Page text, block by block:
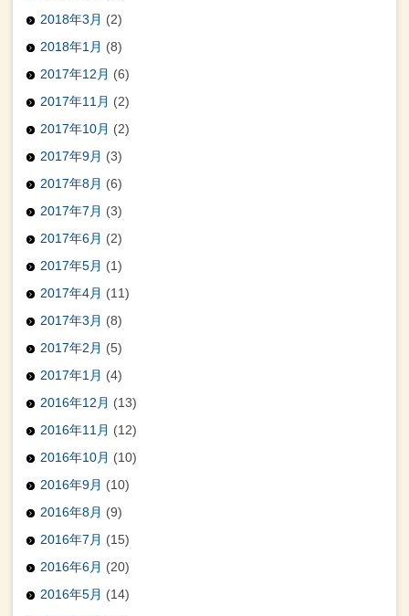
2018年3月 (2)
2018年1月 (8)
2017年12月 (6)
2017年11月 (2)
2017年10月 (2)
2017年9月 (3)
2017年8月 (6)
2017年7月 (3)
2017年6月 (2)
2017年5月 (1)
2017年4月 (11)
2017年3月 (8)
2017年2月 (5)
2017年1月 (4)
2016年12月 (13)
2016年11月 (12)
2016年10月 (10)
2016年9月 (10)
2016年8月 (9)
2016年7月 (15)
2016年6月 (20)
2016年5月 (14)